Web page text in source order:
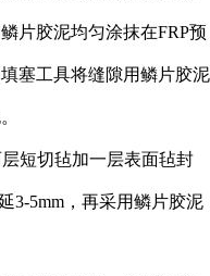
片胶泥均匀涂抹在FRP预
塞工具将缝隙用鳞片胶泥
短切毡加一层表面毡封
3-5mm，再采用鳞片胶泥